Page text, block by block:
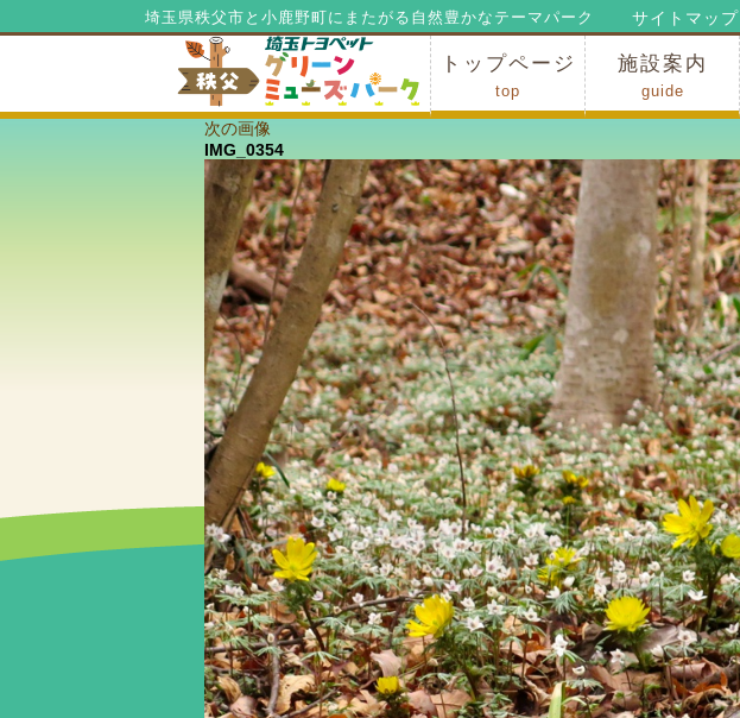
埼玉県秩父市と小鹿野町にまたがる自然豊かなテーマパーク サイトマップ
トップページ
top
施設案内
guide
次の画像
IMG_0354